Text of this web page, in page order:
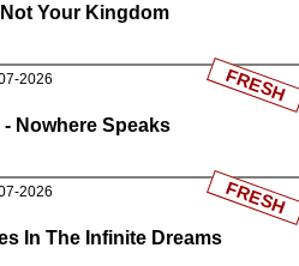
Your Kingdom
2026
- Nowhere Speaks
FRESH
2026
In The Infinite Dreams
FRESH